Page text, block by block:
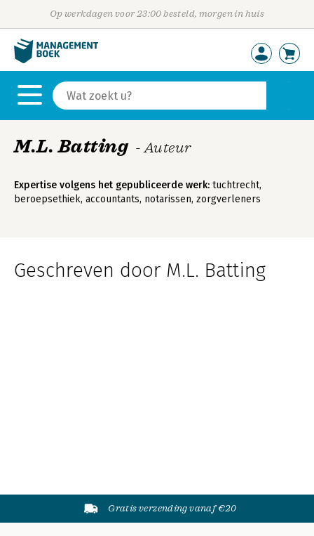
Op werkdagen voor 23:00 besteld, morgen in huis
M.L. Batting - Auteur
Expertise volgens het gepubliceerde werk: tuchtrecht,
beroepsethiek, accountants, notarissen, zorgverleners
Geschreven door M.L. Batting
Gratis verzending vanaf €20